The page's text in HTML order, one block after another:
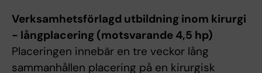
Verksamhetsförlagd utbildning inom kirurgi
- långplacering (motsvarande 4,5 hp)
Placeringen innebär en tre veckor lång
sammanhållen placering på en kirurgisk